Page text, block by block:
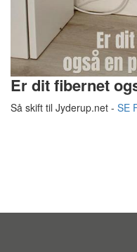
Er dit fibernet
Så skift til Jyderup.net - SE